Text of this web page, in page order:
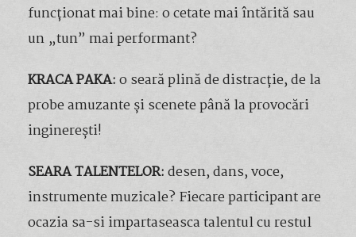
funcționat mai bine: o cetate mai întărită sau
un „tun” mai performant?
KRACA PAKA:o seară plină de distracție, de la
probe amuzante și scenete până la provocări
inginerești!
SEARA TALENTELOR:desen, dans, voce,
instrumente muzicale? Fiecare participant are
ocazia sa-si impartaseasca talentul cu restul